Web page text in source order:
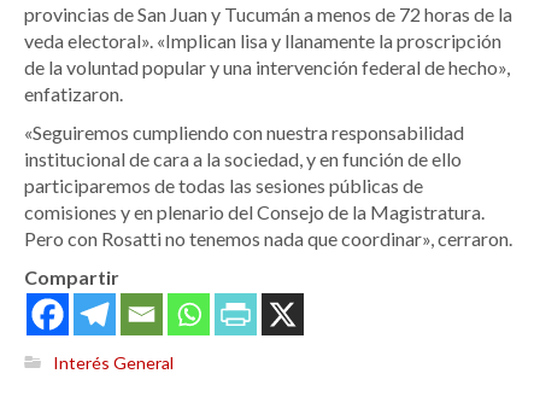
provincias de San Juan y Tucumán a menos de 72 horas de la
veda electoral». «Implican lisa y llanamente la proscripción
de la voluntad popular y una intervención federal de hecho»,
enfatizaron.
«Seguiremos cumpliendo con nuestra responsabilidad
institucional de cara a la sociedad, y en función de ello
participaremos de todas las sesiones públicas de
comisiones y en plenario del Consejo de la Magistratura.
Pero con Rosatti no tenemos nada que coordinar», cerraron.
Compartir
Interés General